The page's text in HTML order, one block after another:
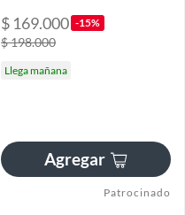
$ 169.000 -15%
$ 198.000
Llega mañana
Agregar
Patrocinado